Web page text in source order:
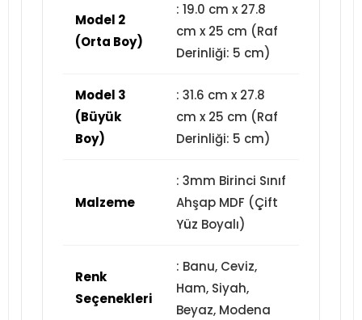
Model 2
(Orta Boy)
: 19.0 cm x 27.8
cm x 25 cm (Raf
Derinliği: 5 cm)
Model 3
(Büyük
Boy)
: 31.6 cm x 27.8
cm x 25 cm (Raf
Derinliği: 5 cm)
Malzeme
: 3mm Birinci Sınıf
Ahşap MDF (Çift
Yüz Boyalı)
Renk
Seçenekleri
: Banu, Ceviz,
Ham, Siyah,
Beyaz, Modena